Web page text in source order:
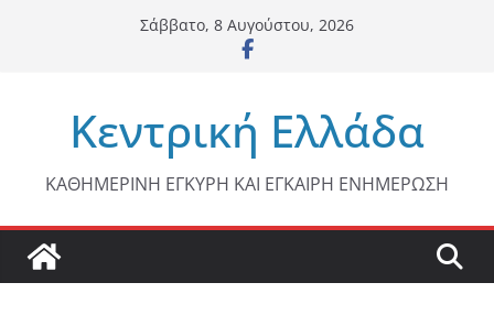
Σάββατο, 8 Αυγούστου, 2026
Κεντρική Ελλάδα
ΚΑΘΗΜΕΡΙΝΗ ΕΓΚΥΡΗ ΚΑΙ ΕΓΚΑΙΡΗ ΕΝΗΜΕΡΩΣΗ